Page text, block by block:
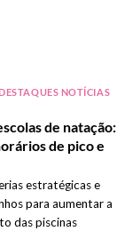
NOTÍCIAS
de natação:
de pico e
estratégicas e
para aumentar a
das piscinas